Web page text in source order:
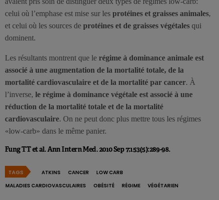
celui où l’emphase est mise sur les protéines et graisses animales,
et celui où les sources de protéines et de graisses végétales qui
dominent.
Les résultants montrent que le régime à dominance animale est
associé à une augmentation de la mortalité totale, de la
mortalité cardiovasculaire et de la mortalité par cancer. À
l’inverse, le régime à dominance végétale est associé à une
réduction de la mortalité totale et de la mortalité
cardiovasculaire. On ne peut donc plus mettre tous les régimes
«low-carb» dans le même panier.
Fung TT et al. Ann Intern Med. 2010 Sep 7;153(5):289-98.
TAGS ATKINS CANCER
LOW CARB
MALADIES CARDIOVASCULAIRES
OBÉSITÉ RÉGIME VÉGÉTARIEN